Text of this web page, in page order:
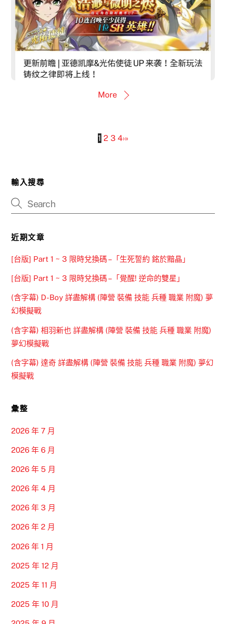
More
1 2 3 4›»
輸入搜尋
近期文章
[台版] Part 1 ~ 3 限時兌換碼 –「生死誓約 銘於黯晶」
[台版] Part 1 ~ 3 限時兌換碼 –「覺醒! 逆命的雙星」
(含字幕) D-Boy 詳盡解構 (陣營 裝備 技能 兵種 職業 附魔) 夢
幻模擬戰
(含字幕) 相羽新也 詳盡解構 (陣營 裝備 技能 兵種 職業 附魔)
夢幻模擬戰
(含字幕) 達奇 詳盡解構 (陣營 裝備 技能 兵種 職業 附魔) 夢幻
模擬戰
彙整
2026 年 7 月
2026 年 6 月
2026 年 5 月
2026 年 4 月
2026 年 3 月
2026 年 2 月
2026 年 1 月
2025 年 12 月
2025 年 11 月
2025 年 10 月